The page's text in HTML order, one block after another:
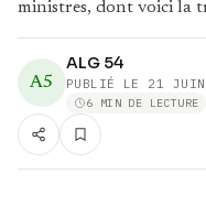
ministres, dont voici la
A5
ALG 54
PUBLIÉ LE 21
6 MIN DE LECTURE